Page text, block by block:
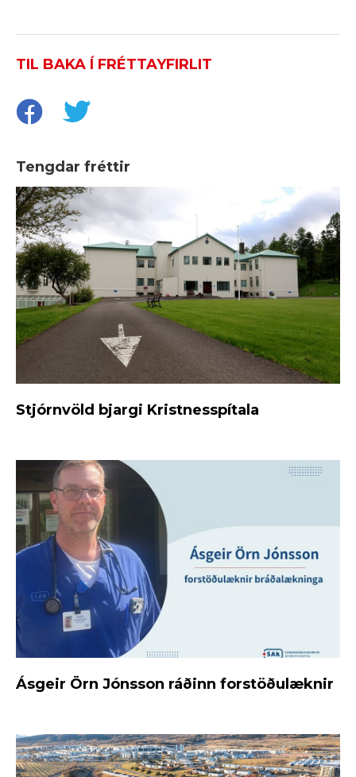
TIL BAKA Í FRÉTTAYFIRLIT
Tengdar fréttir
Stjórnvöld bjargi Kristnesspítala
Ásgeir Örn Jónsson ráðinn forstöðulæknir